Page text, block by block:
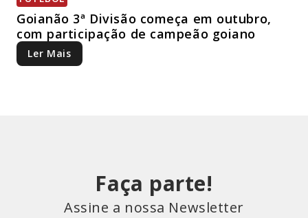
Goianão 3ª Divisão começa em outubro,
com participação de campeão goiano
Ler Mais
Faça parte!
Assine a nossa Newsletter